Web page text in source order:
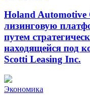
Holand Automotive
лизинговую
путем
находящейся под
Scotti Leasing Inc.
Экономика